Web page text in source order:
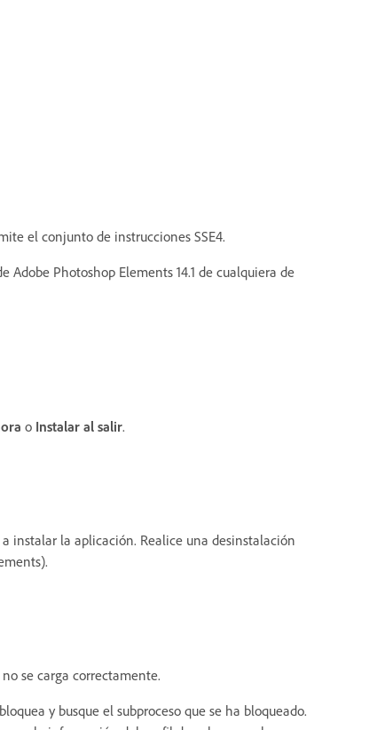
el conjunto de instrucciones SSE4.
Photoshop Elements 14.1 de cualquiera de
o Instalar al salir.
instalar la aplicación. Realice una desinstalación
se carga correctamente.
y busque el subproceso que se ha bloqueado.